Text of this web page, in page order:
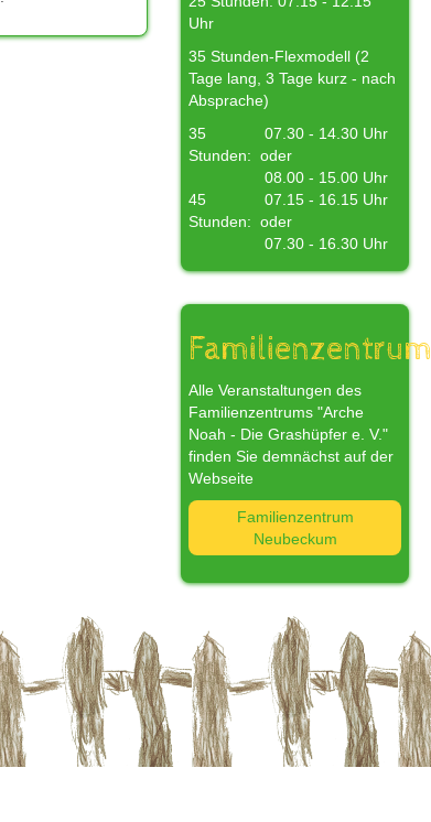
Uhr
35 Stunden-Flexmodell (2
Tage lang, 3 Tage kurz - nach
Absprache)
35
Stunden:
07.30 - 14.30 Uhr
oder
08.00 - 15.00 Uhr
45
Stunden:
07.15 - 16.15 Uhr
oder
07.30 - 16.30 Uhr
Familienzentrum
Alle Veranstaltungen des
Familienzentrums "Arche
Noah - Die Grashüpfer e. V."
finden Sie demnächst auf der
Webseite
Familienzentrum
Neubeckum